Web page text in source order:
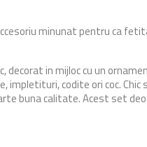
minunat pentru ca
in mijloc cu un
codite ori coc.
buna calitate. Acest set